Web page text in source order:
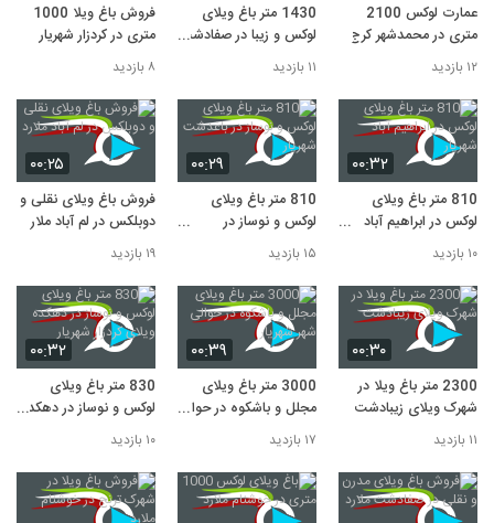
عمارت لوکس 2100
متری در محمدشهر کرج
۱۲ بازدید
1430 متر باغ ویلای
لوکس و زیبا در صفادشت
ملارد۱۱ بازدید
فروش باغ ویلا 1000
متری در کردزار شهریار
۸ بازدید
۰۰:۳۲
810 متر باغ ویلای
لوکس در ابراهیم آباد
شهریار۱۰ بازدید
۰۰:۲۹
810 متر باغ ویلای
لوکس و نوساز در
باغدشت شهریار
۱۵ بازدید
۰۰:۲۵
فروش باغ ویلای نقلی و
دوبلکس در لم آباد ملارد
۱۹ بازدید
۰۰:۳۰
2300 متر باغ ویلا در
شهرک ویلای زیبادشت
۱۱ بازدید
۰۰:۳۹
3000 متر باغ ویلای
مجلل و باشکوه در حوالی
شهر شهریار
۱۷ بازدید
۰۰:۳۲
830 متر باغ ویلای
لوکس و نوساز در دهکده
ویلای کردزار شهریار۱۰ بازدید